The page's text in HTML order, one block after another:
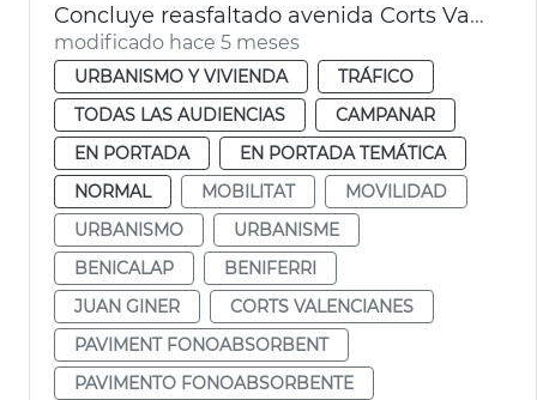
Concluye reasfaltado avenida Corts Valencianes
modificado hace 5 meses
URBANISMO Y VIVIENDA
TRÁFICO
TODAS LAS AUDIENCIAS
CAMPANAR
EN PORTADA
EN PORTADA TEMÁTICA
NORMAL
MOBILITAT
MOVILIDAD
URBANISMO
URBANISME
BENICALAP
BENIFERRI
JUAN GINER
CORTS VALENCIANES
PAVIMENT FONOABSORBENT
PAVIMENTO FONOABSORBENTE